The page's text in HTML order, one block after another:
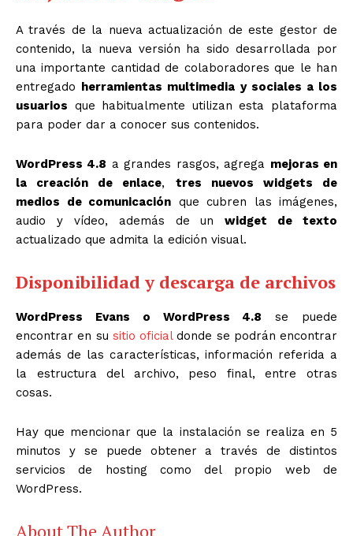
A través de la nueva actualización de este gestor de
contenido, la nueva versión ha sido desarrollada por
una importante cantidad de colaboradores que le han
entregado herramientas multimedia y sociales a los
usuarios que habitualmente utilizan esta plataforma
para poder dar a conocer sus contenidos.
WordPress 4.8 a grandes rasgos, agrega mejoras en
la creación de enlace, tres nuevos widgets de
medios de comunicación que cubren las imágenes,
audio y vídeo, además de unwidget de texto
actualizado que admita la edición visual.
Disponibilidad y descarga de archivos
WordPress Evans o WordPress 4.8 se puede
encontrar en su sitio oficialdonde se podrán encontrar
además de las características, información referida a
la estructura del archivo, peso final, entre otras
cosas.
Hay que mencionar que la instalación se realiza en 5
minutos y se puede obtener a través de distintos
servicios de hosting como del propio web de
WordPress.
About The Author